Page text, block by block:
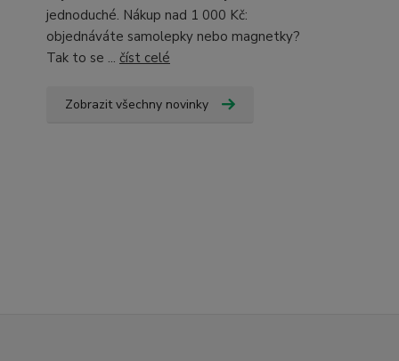
jednoduché. Nákup nad 1 000 Kč:
objednáváte samolepky nebo magnetky?
Tak to se ... číst celé
Zobrazit všechny novinky